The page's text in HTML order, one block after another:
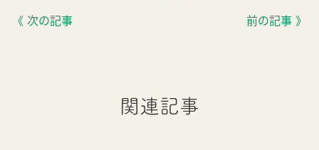
《 次の記事
前の記事 》
関連記事